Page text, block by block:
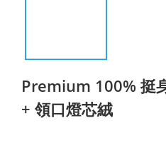
Premium 100% 挺
+ 領口燈芯絨